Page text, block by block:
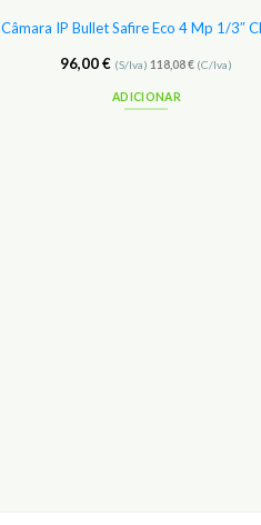
Câmara IP Bullet Safire Eco 4 Mp 1/3″
96,00€ (S/Iva)118,08€ (C/Iva)
ADICIONAR